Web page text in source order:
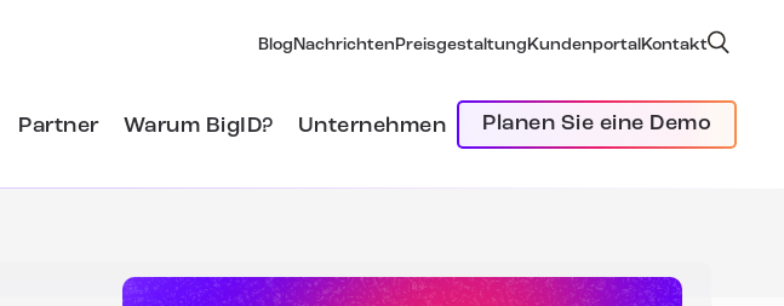
Blog Nachrichten Preisgestaltung KundenportalKontakt
Partner Warum BigID? Unternehmen Planen Sie eine Demo